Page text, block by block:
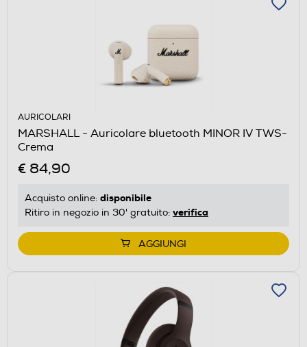
AURICOLARI
MARSHALL - Auricolare bluetooth MINOR IV TWS-
Crema
€ 84,90
Acquisto online: disponibile
Ritiro in negozio in 30' gratuito: verifica
AGGIUNGI